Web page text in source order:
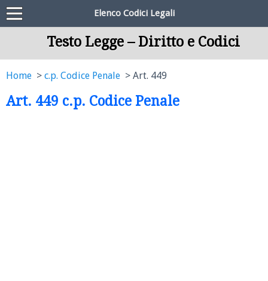
Elenco Codici Legali
Testo Legge – Diritto e Codici
Home c.p. Codice Penale Art. 449
Art. 449 c.p. Codice Penale